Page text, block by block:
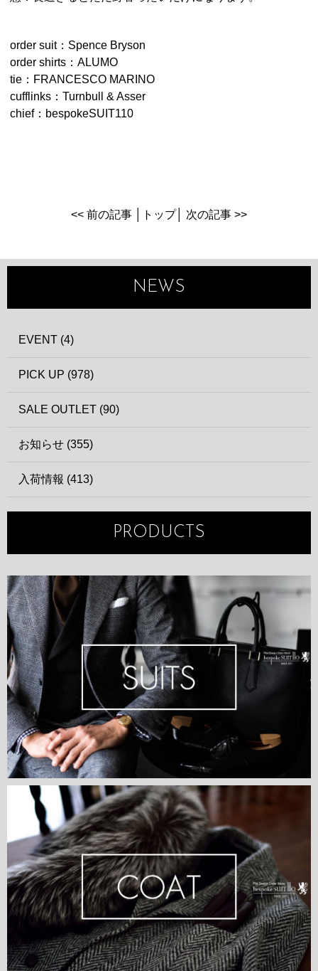
order suit：Spence Bryson
order shirts：ALUMO
tie：FRANCESCO MARINO
cufflinks：Turnbull & Asser
chief：bespokeSUIT110
<< 前の記事 トップ│ 次の記事 >>
NEWS
EVENT (4)
PICK UP (978)
SALE OUTLET (90)
お知らせ (355)
入荷情報 (413)
PRODUCTS